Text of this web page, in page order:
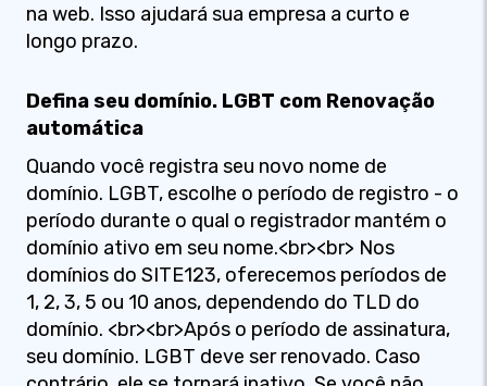
na web. Isso ajudará sua empresa a curto e
longo prazo.
Defina seu domínio. LGBT com Renovação
automática
Quando você registra seu novo nome de
domínio. LGBT, escolhe o período de registro - o
período durante o qual o registrador mantém o
domínio ativo em seu nome.<br><br> Nos
domínios do SITE123, oferecemos períodos de
1, 2, 3, 5 ou 10 anos, dependendo do TLD do
domínio. <br><br>Após o período de assinatura,
seu domínio. LGBT deve ser renovado. Caso